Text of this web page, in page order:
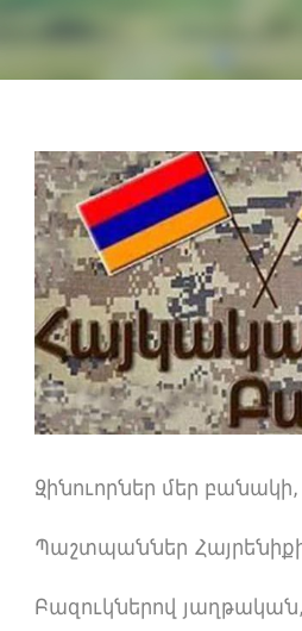
Զինուորներ մեր բանակի,
Պաշտպաններ
Բազուկներով յաղթական,